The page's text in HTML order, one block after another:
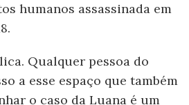
humanos assassinada em
Qualquer pessoa do
a esse espaço que também
o caso da Luana é um